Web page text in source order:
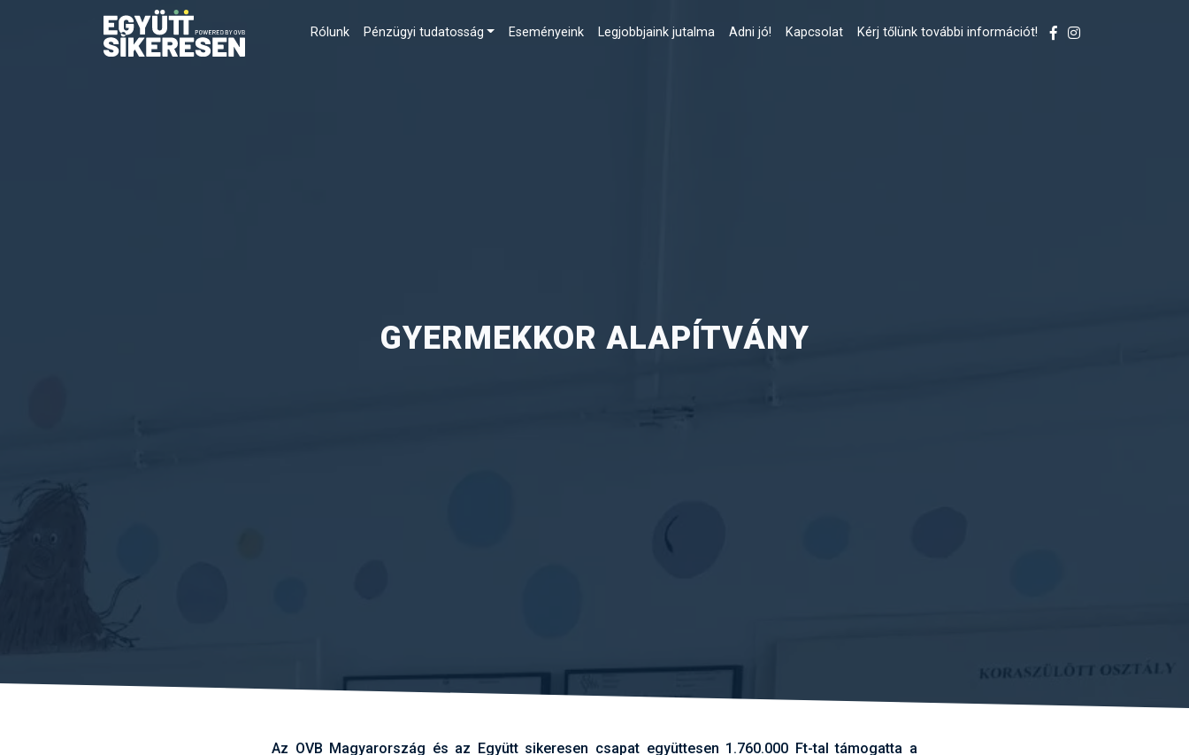
Rólunk Pénzügyi tudatosság Eseményeink Legjobbjaink jutalma Adni jó! Kapcsolat Kérj tőlünk további információt!
GYERMEKKOR ALAPÍTVÁNY
Az OVB Magyarország és az Együtt sikeresen csapat együttesen 1.760.000 Ft-tal támogatta a